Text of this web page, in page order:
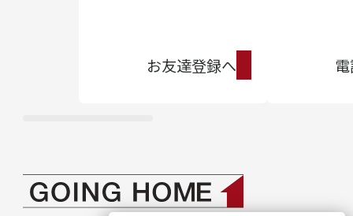
お友達登録へ